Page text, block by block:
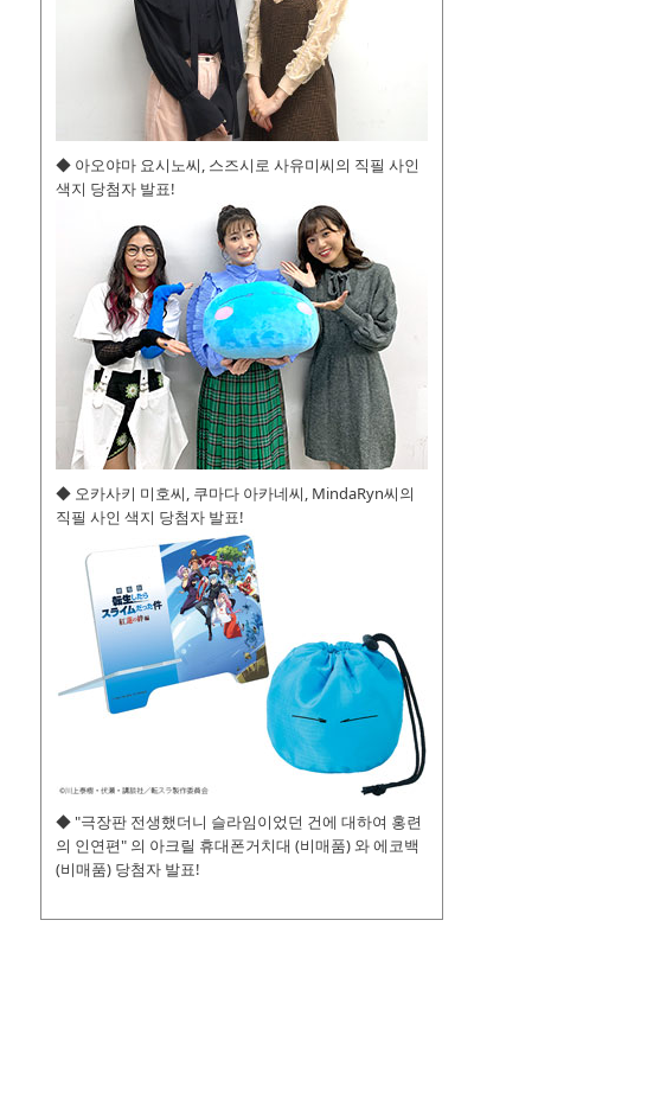
◆ 아오야마 요시노씨, 스즈시로 사유미씨의 직필 사인
색지 당첨자 발표!
◆ 오카사키 미호씨, 쿠마다 아카네씨, MindaRyn씨의
직필 사인 색지 당첨자 발표!
◆ "극장판 전생했더니 슬라임이었던 건에 대하여 홍련
의 인연편" 의 아크릴 휴대폰거치대 (비매품) 와 에코백
(비매품) 당첨자 발표!